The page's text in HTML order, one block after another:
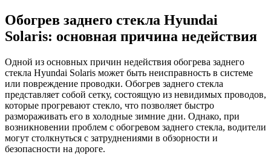
Обогрев заднего стекла Hyundai
Solaris: основная причина недействия
Одной из основных причин недействия обогрева заднего
стекла Hyundai Solaris может быть неисправность в системе
или повреждение проводки. Обогрев заднего стекла
представляет собой сетку, состоящую из невидимых проводов,
которые прогревают стекло, что позволяет быстро
размораживать его в холодные зимние дни. Однако, при
возникновении проблем с обогревом заднего стекла, водители
могут столкнуться с затруднениями в обзорности и
безопасности на дороге.